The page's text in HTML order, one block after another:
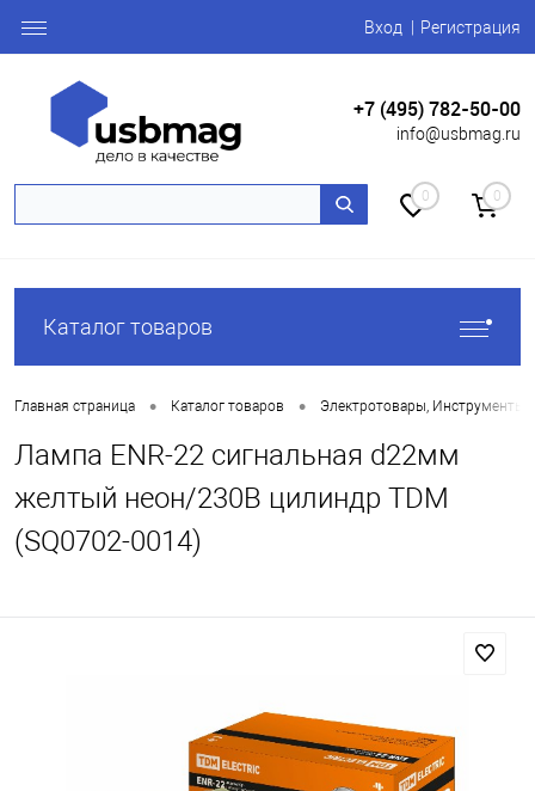
Вход Регистрация
+7 (495) 782-50-00
info@usbmag.ru
0 0
Каталог товаров
Главная страница • Каталог товаров • Электротовары, Инструменты
Лампа ENR-22 сигнальная d22мм
желтый неон/230В цилиндр TDM
(SQ0702-0014)